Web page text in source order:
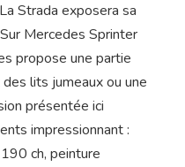
Strada exposera sa
Mercedes Sprinter
propose une partie
lits jumeaux ou une
présentée ici
impressionnant :
ch, peinture